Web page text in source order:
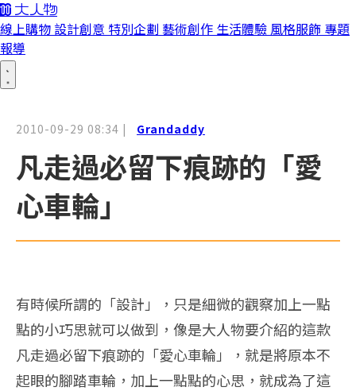
線上購物 設計創意 特別企劃 藝術創作 生活體驗 風格服飾 專題
報導
2010-09-29 08:34 | Grandaddy
凡走過必留下痕跡的「愛
心車輪」
有時候所謂的「設計」，只是細微的觀察加上一點
點的小巧思就可以做到，像是大人物要介紹的這款
凡走過必留下痕跡的「愛心車輪」，就是將原本不
起眼的腳踏車輪，加上一點點的心思，就成為了這